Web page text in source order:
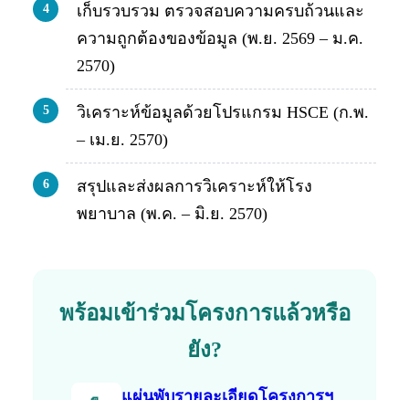
4
เก็บรวบรวม ตรวจสอบความครบถ้วนและ
ความถูกต้องของข้อมูล (พ.ย. 2569 – ม.ค.
2570)
5
วิเคราะห์ข้อมูลด้วยโปรแกรม HSCE (ก.พ.
– เม.ย. 2570)
6
สรุปและส่งผลการวิเคราะห์ให้โรง
พยาบาล (พ.ค. – มิ.ย. 2570)
พร้อมเข้าร่วมโครงการแล้วหรือ
ยัง?
แผ่นพับรายละเอียดโครงการฯ